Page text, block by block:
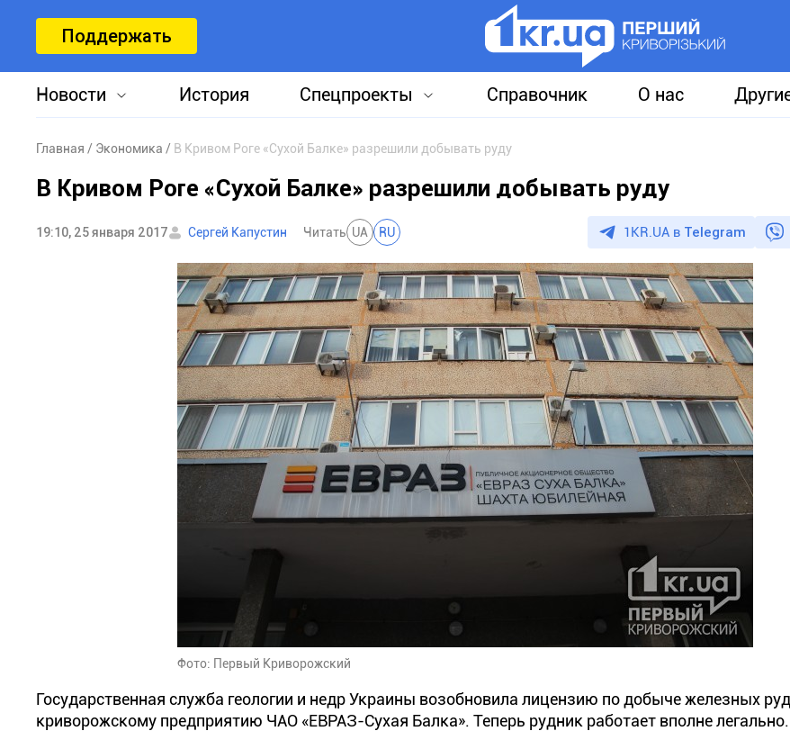
Поддержать
Новости История Спецпроекты Справочник О нас
Главная Экономика В Кривом Роге «Сухой Балке» разрешили добывать руду
В Кривом Роге «Сухой Балке» разрешили добывать руду
19:10, 25 января 2017 Сергей Капустин Читать UA RU 1KR.UA в Telegram
Фото: Первый Криворожский
Государственная служба геологии и недр Украины возобновила лицензию по добыче железных руд
криворожскому предприятию ЧАО «ЕВРАЗ-Сухая Балка». Теперь рудник работает вполне легально.